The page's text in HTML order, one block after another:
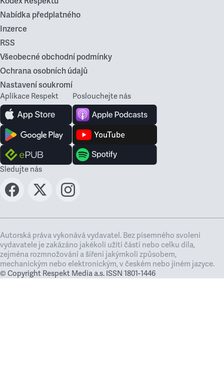
Nabídka předplatného
Inzerce
RSS
Všeobecné obchodní podmínky
Ochrana osobních údajů
Nastavení soukromí
Aplikace Respekt Poslouchejte nás
Sledujte nás
Autorská práva vykonává vydavatel. Bez písemného svolení
vydavatele je zakázáno jakékoli užití částí nebo celku díla,
zejména rozmnožování a šíření jakýmkoli způsobem,
mechanickým nebo elektronickým, v českém nebo jiném jazyce.
© Copyright Respekt Media a.s. ISSN 1801-1446